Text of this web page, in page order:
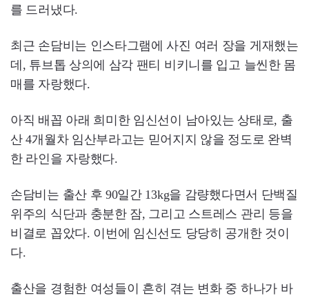
를 드러냈다.
최근 손담비는 인스타그램에 사진 여러 장을 게재했는
데, 튜브톱 상의에 삼각 팬티 비키니를 입고 늘씬한 몸
매를 자랑했다.
아직 배꼽 아래 희미한 임신선이 남아있는 상태로, 출
산 4개월차 임산부라고는 믿어지지 않을 정도로 완벽
한 라인을 자랑했다.
손담비는 출산 후 90일간 13kg을 감량했다면서 단백질
위주의 식단과 충분한 잠, 그리고 스트레스 관리 등을
비결로 꼽았다. 이번에 임신선도 당당히 공개한 것이
다.
출산을 경험한 여성들이 흔히 겪는 변화 중 하나가 바